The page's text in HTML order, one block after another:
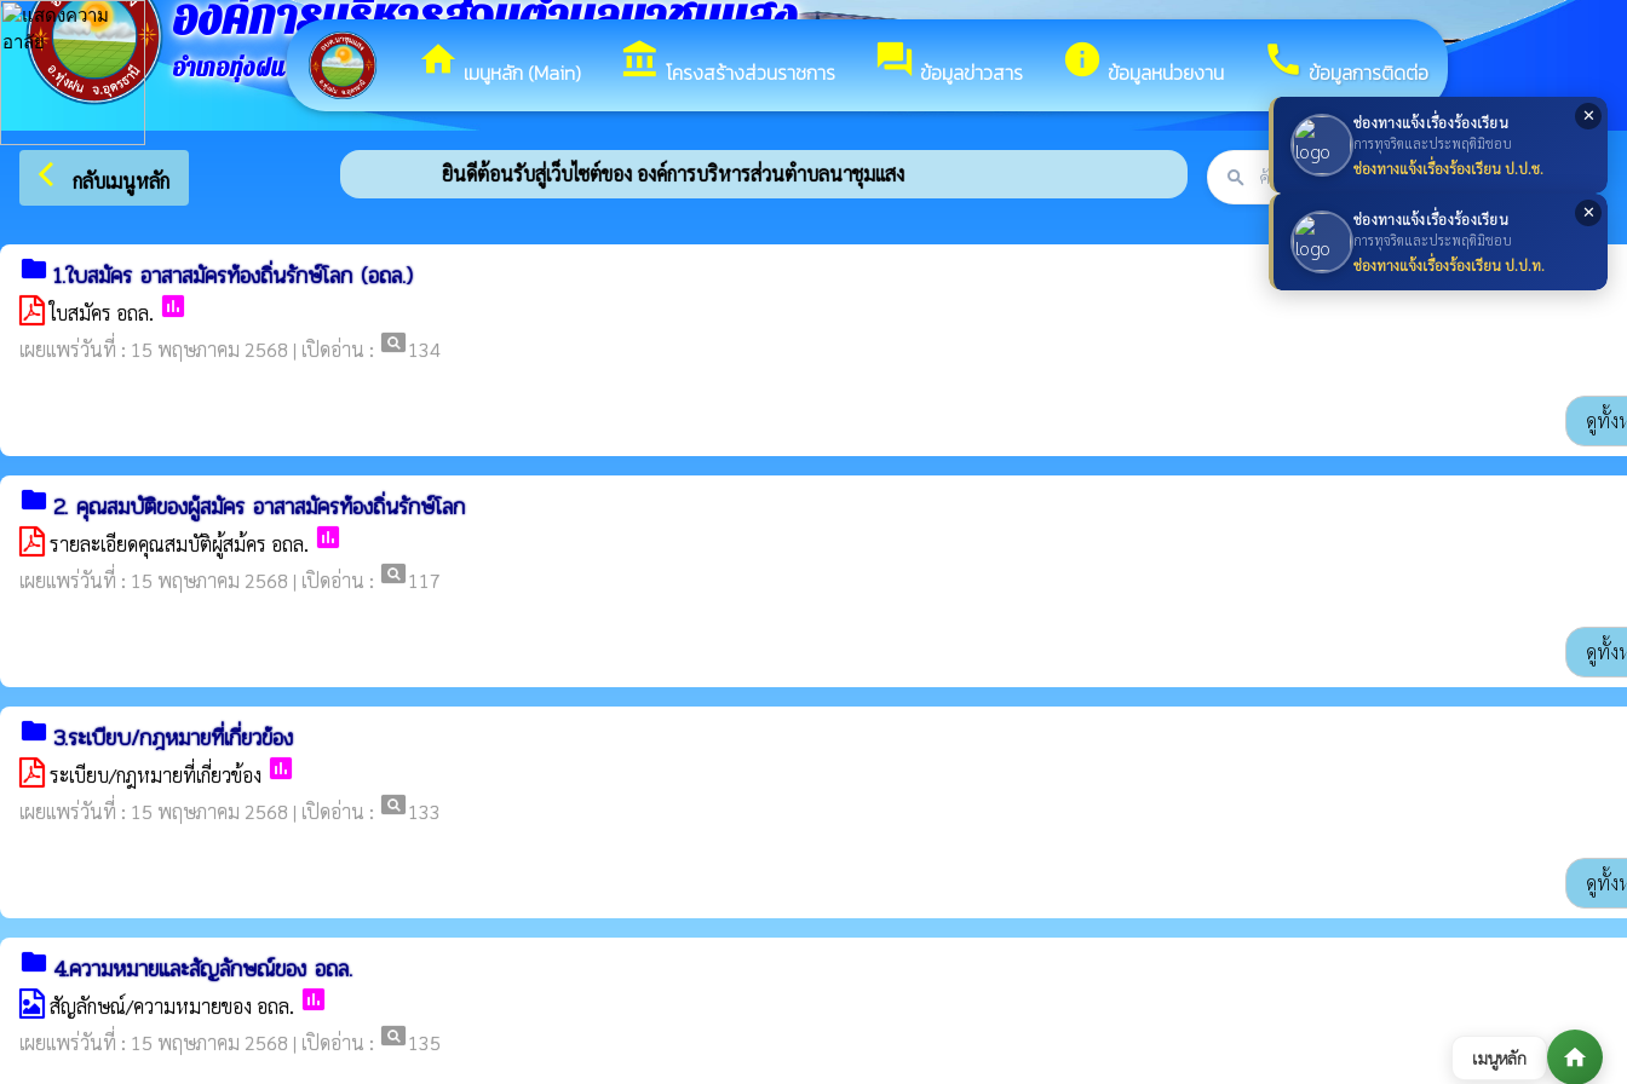
เมนูหลัก home
✕
ช่องทางแจ้งเรื่องร้องเรียน
การทุจริตและประพฤติมิชอบ
ช่องทางแจ้งเรื่องร้องเรียน ป.ป.ช.
✕
ช่องทางแจ้งเรื่องร้องเรียน
การทุจริตและประพฤติมิชอบ
ช่องทางแจ้งเรื่องร้องเรียน ป.ป.ท.
homeเมนูหลัก (Main) account_balanceโครงสร้างส่วนราชการ forumข้อมูลข่าวสาร infoข้อมูลหน่วยงาน callข้อมูลการติดต่อ
องค์การบริหารส่วนตำบลนาชุมแสง
อำเภอทุ่งฝน จังหวัดอุดรธานี
arrow_back_ios กลับเมนูหลัก ยินดีต้อนรับสู่เว็บไซต์ของ องค์การบริหารส่วนตำบลนาชุมแสง search searchค้นหา
folder 1.ใบสมัคร อาสาสมัครท้องถิ่นรักษ์โลก (อถล.)
ใบสมัคร อถล. poll
เผยแพร่วันที่ : 15 พฤษภาคม 2568 | เปิดอ่าน : pageview134
ดูทั้ง
folder 2. คุณสมบัติของผู้สมัคร อาสาสมัครท้องถิ่นรักษ์โลก
รายละเอียดคุณสมบัติผู้สม้คร อถล. poll
เผยแพร่วันที่ : 15 พฤษภาคม 2568 | เปิดอ่าน : pageview117
ดูทั้ง
folder 3.ระเบียบ/กฎหมายที่เกี่ยวข้อง
ระเบียบ/กฎหมายที่เกี่ยวข้อง poll
เผยแพร่วันที่ : 15 พฤษภาคม 2568 | เปิดอ่าน : pageview133
ดูทั้ง
folder 4.ความหมายและสัญลักษณ์ของ อถล.
สัญลักษณ์/ความหมายของ อถล. poll
เผยแพร่วันที่ : 15 พฤษภาคม 2568 | เปิดอ่าน : pageview135